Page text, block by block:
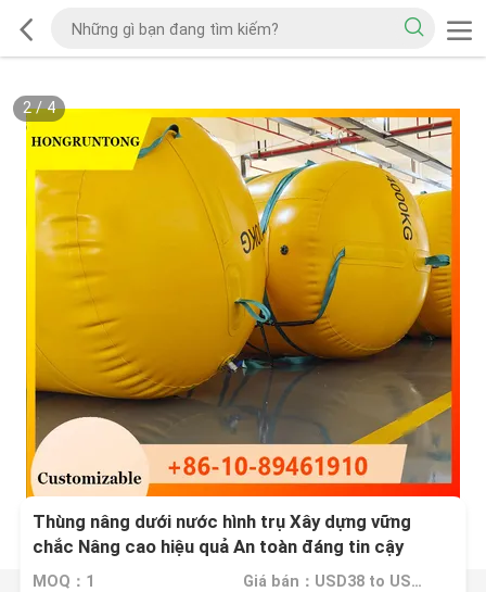
2/4
Thùng nâng dưới nước hình trụ Xây dựng vững
chắc Nâng cao hiệu quả An toàn đáng tin cậy
MOQ：1 Giá bán：USD38 to USD458 Per Piece